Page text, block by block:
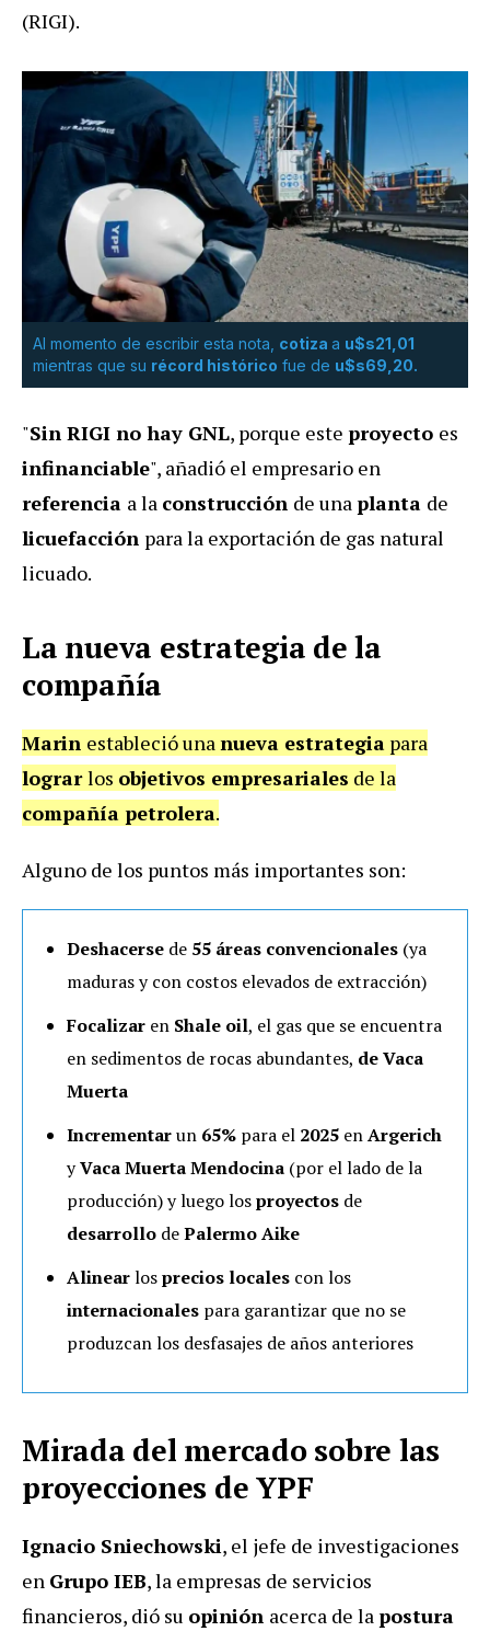
(RIGI).
Al momento de escribir esta nota, cotiza a u$s21,01
mientras que su récord histórico fue de u$s69,20.
"Sin RIGI no hay GNL, porque este proyecto es
infinanciable", añadió el empresario en
referencia a la construcción de unaplanta de
licuefacción para la exportación de gas natural
licuado.
La nueva estrategia de la
compañía
Marin estableció unanueva estrategia para
lograrlos objetivos empresariales de la
compañía petrolera.
Alguno de los puntos más importantes son:
Deshacerse de 55 áreas convencionales (ya
maduras y con costos elevados de extracción)
Focalizar en Shale oil, el gas que se encuentra
en sedimentos de rocas abundantes, de Vaca
Muerta
Incrementarun 65% para el 2025 enArgerich
yVaca Muerta Mendocina (por el lado de la
producción) y luego losproyectos de
desarrollo dePalermo Aike
Alinearlosprecios locales con los
internacionales para garantizar que no se
produzcan los desfasajes de años anteriores
Mirada del mercado sobre las
proyecciones de YPF
Ignacio Sniechowski, el jefe de investigaciones
en Grupo IEB, la empresas de servicios
financieros, dió su opinión acerca de lapostura